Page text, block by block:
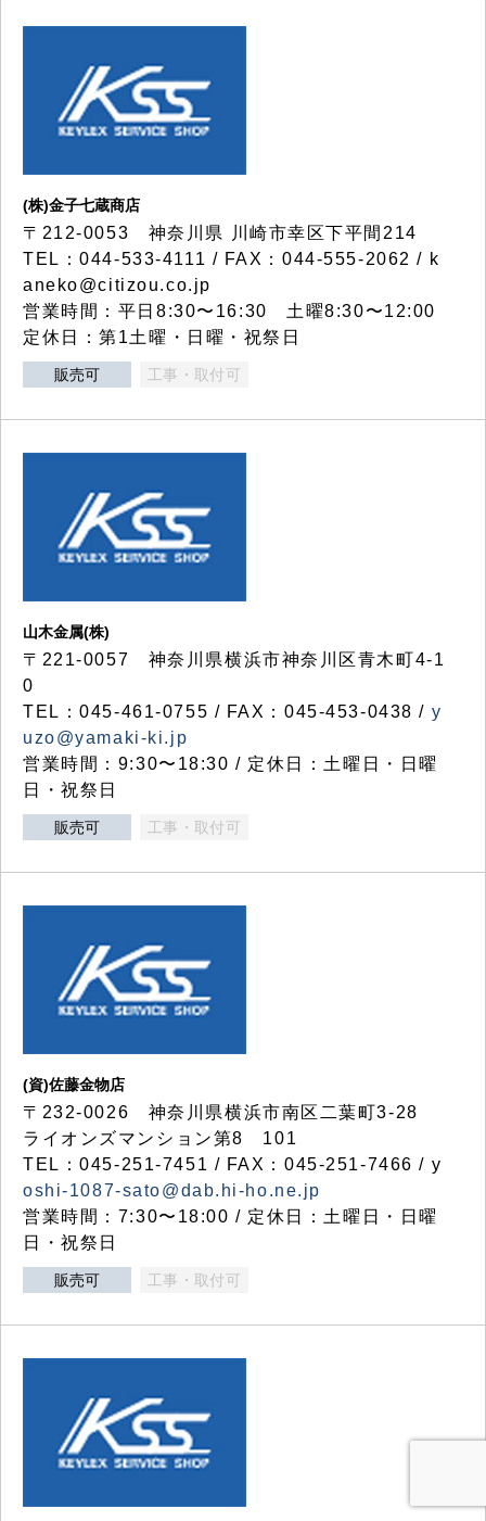
(株)金子七蔵商店
〒212-0053 神奈川県 川崎市幸区下平間214
TEL：044-533-4111 / FAX：044-555-2062 / k
aneko@citizou.co.jp
営業時間：平日8:30〜16:30 土曜8:30〜12:00
定休日：第1土曜・日曜・祝祭日
販売可 工事・取付可
山木金属(株)
〒221-0057 神奈川県横浜市神奈川区青木町4-1
0
TEL：045-461-0755 / FAX：045-453-0438 / y
uzo@yamaki-ki.jp
営業時間：9:30〜18:30 / 定休日：土曜日・日曜
日・祝祭日
販売可 工事・取付可
(資)佐藤金物店
〒232-0026 神奈川県横浜市南区二葉町3-28
ライオンズマンション第8 101
TEL：045-251-7451 / FAX：045-251-7466 / y
oshi-1087-sato@dab.hi-ho.ne.jp
営業時間：7:30〜18:00 / 定休日：土曜日・日曜
日・祝祭日
販売可 工事・取付可